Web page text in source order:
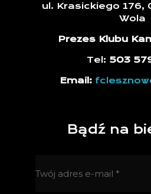
ul. Krasickiego 176,
Wola
Prezes Klubu
Tel: 503
Email:
Bądź na